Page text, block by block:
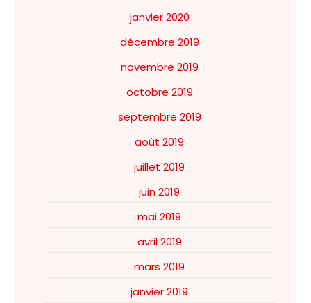
janvier 2020
décembre 2019
novembre 2019
octobre 2019
septembre 2019
août 2019
juillet 2019
juin 2019
mai 2019
avril 2019
mars 2019
janvier 2019